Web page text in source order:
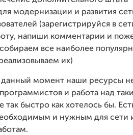
модернизации и развития
(зарегистрируйся в
напиши комментарии и
все наиболее
их)
момент наши ресурсы
и работа над
так быстро как хотелось бы.
и нужным для сети